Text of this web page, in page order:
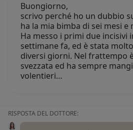
Buongiorno,
scrivo perché ho un dubbio
ha la mia bimba di sei mesi e
Ha messo i primi due incisivi
settimane fa, ed è stata
diversi giorni. Nel frattempo
svezzata ed ha sempre
volentieri…
RISPOSTA DEL DOTTORE: